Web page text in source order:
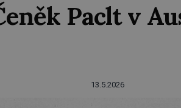
Paclt v
13.5.2026